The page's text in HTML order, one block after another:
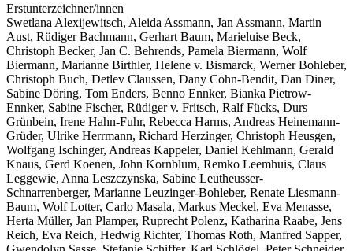
Erstunterzeichner/innen
Swetlana Alexijewitsch, Aleida Assmann, Jan Assmann, Martin
Aust, Rüdiger Bachmann, Gerhart Baum, Marieluise Beck,
Christoph Becker, Jan C. Behrends, Pamela Biermann, Wolf
Biermann, Marianne Birthler, Helene v. Bismarck, Werner Bohleber,
Christoph Buch, Detlev Claussen, Dany Cohn-Bendit, Dan Diner,
Sabine Döring, Tom Enders, Benno Ennker, Bianka Pietrow-
Ennker, Sabine Fischer, Rüdiger v. Fritsch, Ralf Fücks, Durs
Grünbein, Irene Hahn-Fuhr, Rebecca Harms, Andreas Heinemann-
Grüder, Ulrike Herrmann, Richard Herzinger, Christoph Heusgen,
Wolfgang Ischinger, Andreas Kappeler, Daniel Kehlmann, Gerald
Knaus, Gerd Koenen, John Kornblum, Remko Leemhuis, Claus
Leggewie, Anna Leszczynska, Sabine Leutheusser-
Schnarrenberger, Marianne Leuzinger-Bohleber, Renate Liesmann-
Baum, Wolf Lotter, Carlo Masala, Markus Meckel, Eva Menasse,
Herta Müller, Jan Plamper, Ruprecht Polenz, Katharina Raabe, Jens
Reich, Eva Reich, Hedwig Richter, Thomas Roth, Manfred Sapper,